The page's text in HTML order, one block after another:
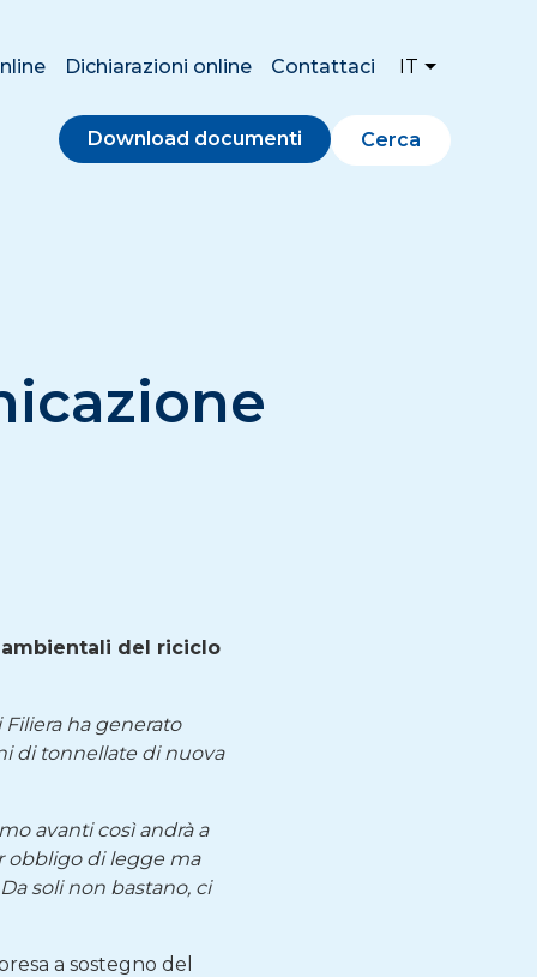
Dichiarazioni online Contattaci IT
Download documenti Cerca
del riciclo
Filiera ha generato
di tonnellate di nuova
avanti così andrà a
obbligo di legge ma
soli non bastano, ci
a sostegno del